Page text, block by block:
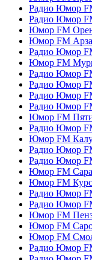
Радио Юмор
Радио Юмор
Юмор FM
Юмор FM
Радио Юмор
Юмор FM
Радио Юмор
Радио Юмор
Радио Юмор
Радио Юмор
Юмор FM
Радио Юмор
Юмор FM
Радио Юмор
Радио Юмор
Юмор FM
Юмор FM
Радио Юмор
Радио Юмор
Юмор FM
Юмор FM
Юмор FM
Радио Юмор